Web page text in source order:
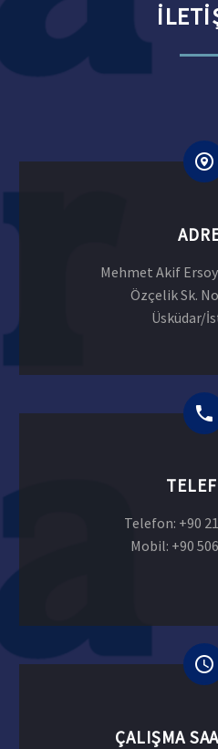
Mehmet Akif
Özçelik Sk.
Üsküdar/
Telefon: +90
Mobil: +90
ÇALIŞMA